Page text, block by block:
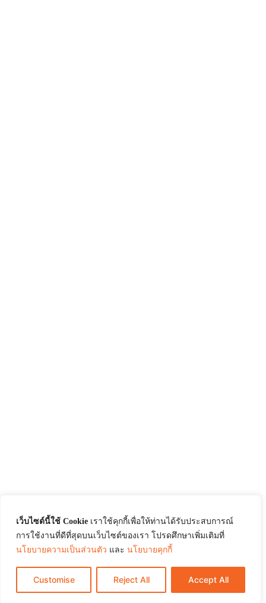
เว็บไซต์นี้ใช้ Cookie เราใช้คุกกี้เพื่อให้ท่านได้รับประสบการณ์
การใช้งานที่ดีที่สุดบนเว็บไซต์ของเรา โปรดศึกษาเพิ่มเติมที่
นโยบายความเป็นส่วนตัว และ นโยบายคุกกี้
Customise Reject All Accept All